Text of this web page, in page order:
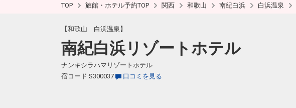
TOP 旅館・ホテル予約TOP 関西 和歌山 南紀白浜 白浜温泉
【和歌山 白浜温泉】
南紀白浜リゾートホテル
ナンキシラハマリゾートホテル
宿コード:S300037
口コミを見る